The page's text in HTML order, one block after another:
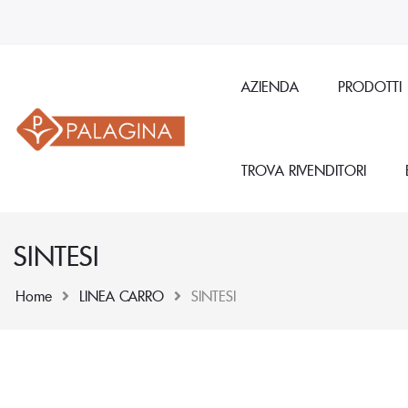
AZIENDA PRODOTTI
TROVA RIVENDITORI
SINTESI
Home LINEA CARRO SINTESI